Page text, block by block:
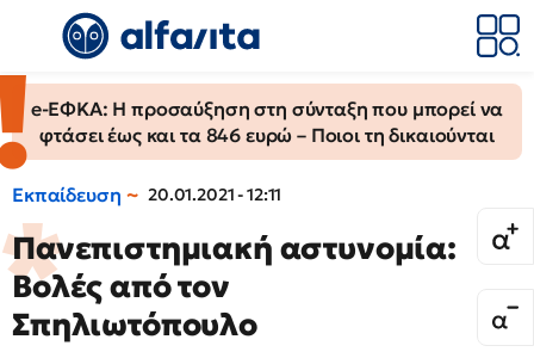
e-ΕΦΚΑ: Η προσαύξηση στη σύνταξη που μπορεί να
φτάσει έως και τα 846 ευρώ – Ποιοι τη δικαιούνται
Εκπαίδευση 20.01.2021 - 12:11
Πανεπιστημιακή αστυνομία:
Βολές από τον
Σπηλιωτόπουλο